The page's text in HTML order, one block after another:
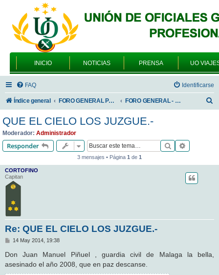
INICIO NOTICIAS PRENSA UO
FAQ Identificarse
Índice general FORO GENERAL PARA TODOS LOS USUARIOS FORO GENERAL - VARIEDADES
r
QUE EL CIELO LOS JUZGUE.-
Moderador: Administrador
Responder Buscar
3 mensajes • Página 1 de 1
CORTOFINO
Capitan
Re: QUE EL CIELO LOS JUZGUE.-
M
n
s
a
14 May 2014, 19:38
Don Juan Manuel Piñuel , guardia civil de Malaga la bella,
asesinado el año 2008, que en paz descanse.